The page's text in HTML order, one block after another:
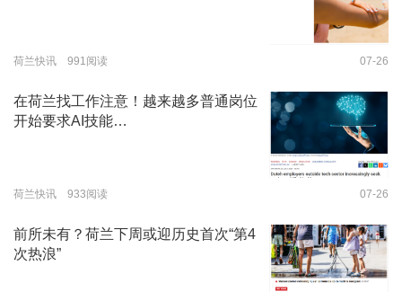
荷兰快讯 991阅读 07-26
在荷兰找工作注意！越来越多普通岗位
开始要求AI技能…
荷兰快讯 933阅读 07-26
前所未有？荷兰下周或迎历史首次“第4
次热浪”